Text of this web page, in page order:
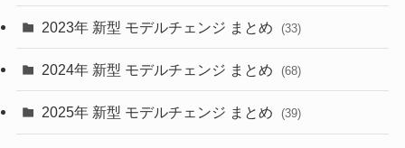
(22)
(4)
(9)
2023年 新型 モデルチェンジ まとめ (33)
2024年 新型 モデルチェンジ まとめ (68)
2025年 新型 モデルチェンジ まとめ (39)